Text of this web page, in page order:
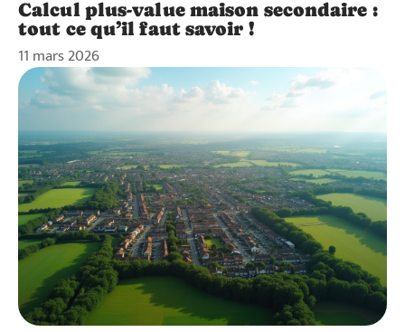
Calcul plus-value maison secondaire :
tout ce qu’il faut savoir !
11 mars 2026